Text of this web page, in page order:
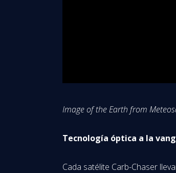
Image of the Earth from
Tecnología óptica a la
Cada satélite Carb-Chaser